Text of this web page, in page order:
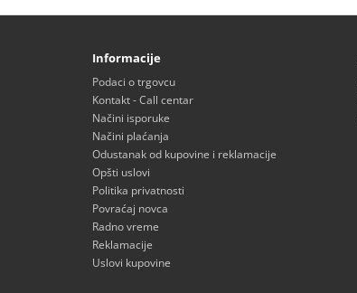
Informacije
Podaci o trgovcu
Kontakt - Call centar
Načini isporuke
Načini plaćanja
Odustanak od kupovine i reklamacije
Opšti uslovi
Politika privatnosti
Povraćaj novca
Radno vreme
Reklamacije
Uslovi kupovine